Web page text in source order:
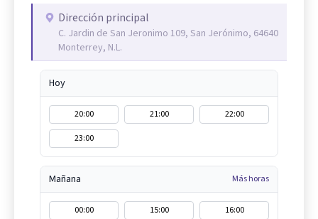
Dirección principal
C. Jardin de San Jeronimo 109, San Jerónimo, 64640
Monterrey, N.L.
Hoy
20:00 21:00
22:00
23:00
Mañana Más horas
00:00 15:00
16:00